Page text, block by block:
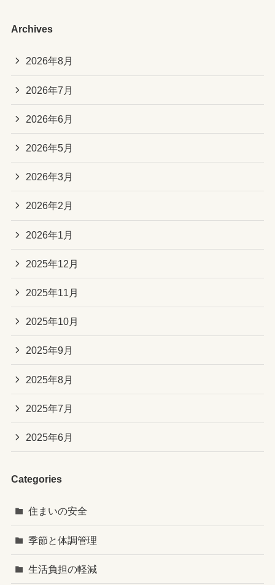
Archives
2026年8月
2026年7月
2026年6月
2026年5月
2026年3月
2026年2月
2026年1月
2025年12月
2025年11月
2025年10月
2025年9月
2025年8月
2025年7月
2025年6月
Categories
住まいの安全
季節と体調管理
生活負担の軽減